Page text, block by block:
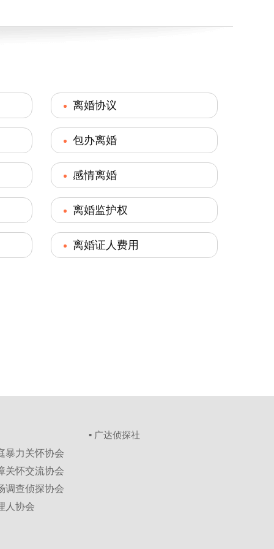
离婚协议
包办离婚
感情离婚
离婚监护权
离婚证人费用
▪ 广达侦探社
暴力关怀协会
关怀交流协会
调查侦探协会
人协会